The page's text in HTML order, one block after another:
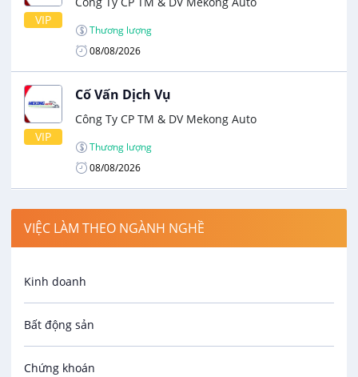
VIP
Thương lượng
08/08/2026
VIP
Cố Vấn Dịch Vụ
Công Ty CP TM & DV Mekong Auto
Thương lượng
08/08/2026
Nhân Viên Kinh Doanh Khu Vực Miền
Tây
01/09/2026
Nhân Viên CSKH/Telesale
Hoàng Táo Store
VIỆC LÀM THEO NGÀNH NGHỀ
Kinh doanh
Bất động sản
Chứng khoán